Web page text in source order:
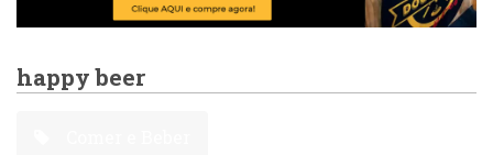
happy beer